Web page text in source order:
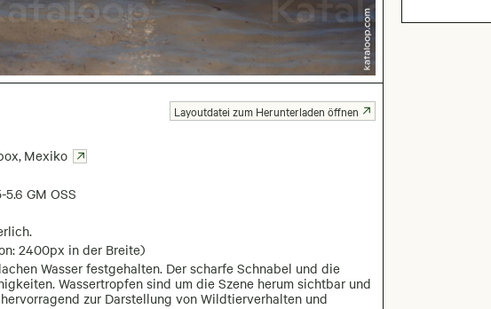
, Mexiko
GM OSS
2400px in der Breite)
Wasser festgehalten. Der scharfe Schnabel und die
Wassertropfen sind um die Szene herum sichtbar und
zur Darstellung von Wildtierverhalten und
Layoutdatei zum Herunterladen öffnen